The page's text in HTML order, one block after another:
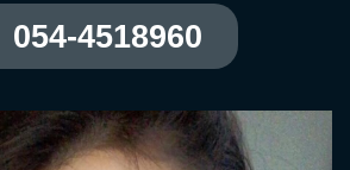
054-4518960